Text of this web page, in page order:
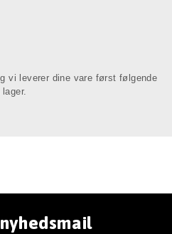
vi leverer dine vare først følgende